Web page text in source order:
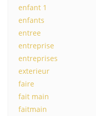
enfant 1
enfants
entree
entreprise
entreprises
exterieur
faire
fait main
faitmain